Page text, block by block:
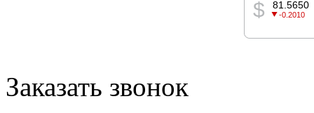
Заказать звонок